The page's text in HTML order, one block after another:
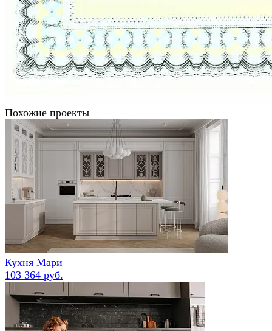
Похожие проекты
Кухня Мари
103 364 руб.